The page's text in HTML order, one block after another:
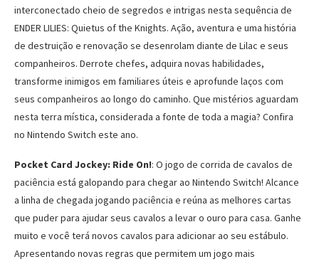
interconectado cheio de segredos e intrigas nesta sequência de
ENDER LILIES: Quietus of the Knights. Ação, aventura e uma história
de destruição e renovação se desenrolam diante de Lilac e seus
companheiros. Derrote chefes, adquira novas habilidades,
transforme inimigos em familiares úteis e aprofunde laços com
seus companheiros ao longo do caminho. Que mistérios aguardam
nesta terra mística, considerada a fonte de toda a magia? Confira
no Nintendo Switch este ano.
Pocket Card Jockey: Ride On!: O jogo de corrida de cavalos de
paciência está galopando para chegar ao Nintendo Switch! Alcance
a linha de chegada jogando paciência e reúna as melhores cartas
que puder para ajudar seus cavalos a levar o ouro para casa. Ganhe
muito e você terá novos cavalos para adicionar ao seu estábulo.
Apresentando novas regras que permitem um jogo mais